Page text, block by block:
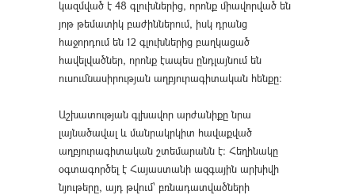
կազմված է 48 գլուխներից, որոնք միավորված են
յոթ թեմատիկ բաժիններում, իսկ դրանց
հաջորդում են 12 գլուխներից բաղկացած
հավելվածներ, որոնք էապես ընդլայնում են
ուսումնասիրության աղբյուրագիտական հենքը։
Աշխատության գլխավոր արժանիքը նրա
լայնածավալ և մանրակրկիտ հավաքված
աղբյուրագիտական շտեմարանն է։ Հեղինակը
օգտագործել է Հայաստանի ազգային արխիվի
նյութերը, այդ թվում՝ բռնադատվածների